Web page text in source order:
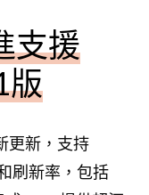
支援
版
更新，支持
刷新率，包括